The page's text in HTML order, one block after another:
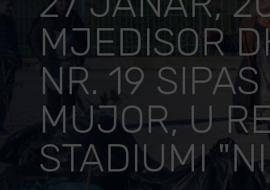
MJEDISOR
NR. 19
MUJOR, U
STADIUMI